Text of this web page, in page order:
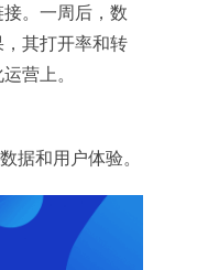
。一周后，数
，其打开率和转
营上。
据和用户体验。